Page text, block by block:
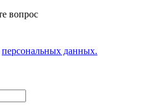
вопрос
персональных данных.